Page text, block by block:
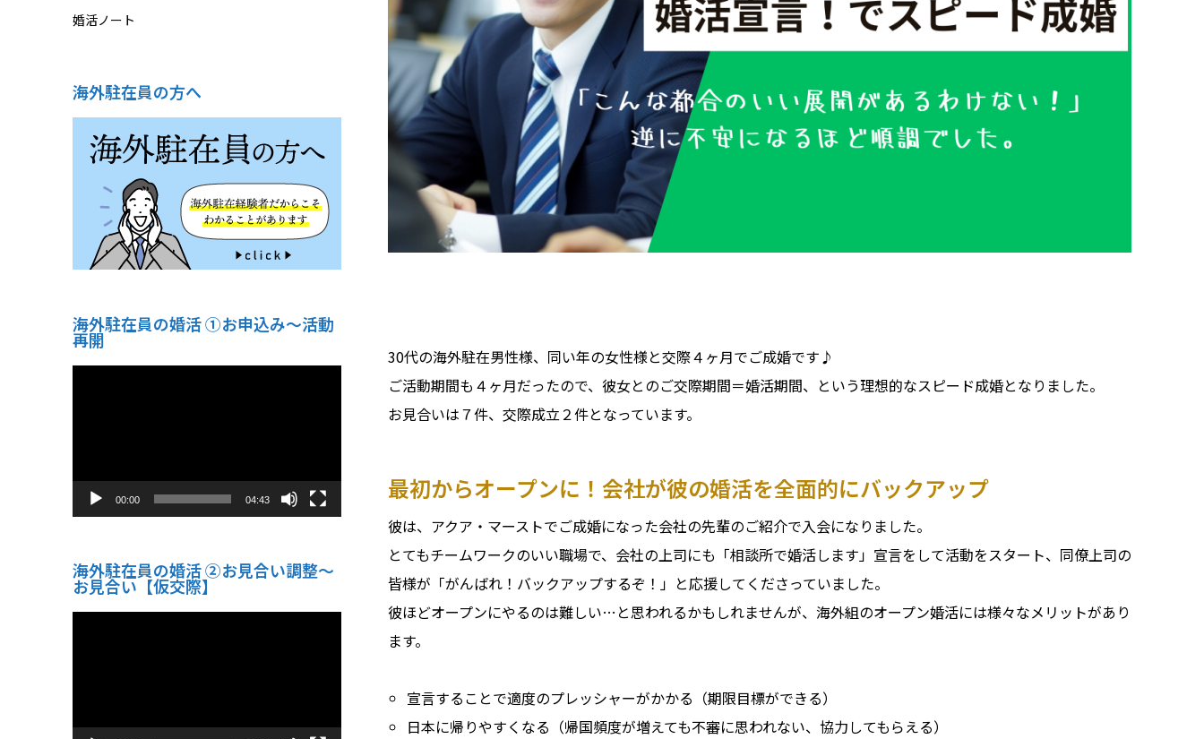
30代の海外駐在男性様、同い年の女性様と交際４ヶ月でご成婚です♪
ご活動期間も４ヶ月だったので、彼女とのご交際期間＝婚活期間、という理想的なスピード成婚となりました。
お見合いは７件、交際成立２件となっています。
最初からオープンに！会社が彼の婚活を全面的にバックアップ
彼は、アクア・マーストでご成婚になった会社の先輩のご紹介で入会になりました。
とてもチームワークのいい職場で、会社の上司にも「相談所で婚活します」宣言をして活動をスタート、同僚上司の
皆様が「がんばれ！バックアップするぞ！」と応援してくださっていました。
彼ほどオープンにやるのは難しい…と思われるかもしれませんが、海外組のオープン婚活には様々なメリットがあり
ます。
宣言することで適度のプレッシャーがかかる（期限目標ができる）
日本に帰りやすくなる（帰国頻度が増えても不審に思われない、協力してもらえる）
婚活ノート
海外駐在員の方へ
海外駐在員の婚活 ①お申込み〜活動
再開
動
00:00 04:43
海外駐在員の婚活 ②お見合い調整～
お見合い【仮交際】
動